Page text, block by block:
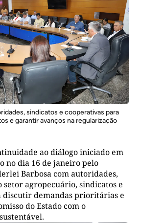
sindicatos e cooperativas para
e garantir avanços na regularização
ao diálogo iniciado em
no dia 16 de janeiro pelo
Barbosa com autoridades,
agropecuário, sindicatos e
discutir demandas prioritárias e
do Estado com o